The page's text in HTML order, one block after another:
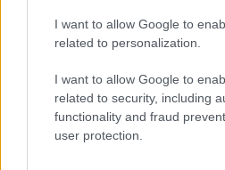
I want to allow Google to
related to personalization.
I want to allow Google to
related to security, including
functionality and fraud
user protection.
AUTOMOBILE